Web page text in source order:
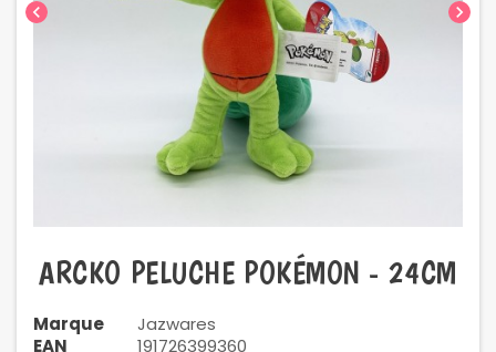
chevron_left chevron_right
ARCKO PELUCHE POKÉMON - 24CM
Marque
Jazwares
EAN
191726399360